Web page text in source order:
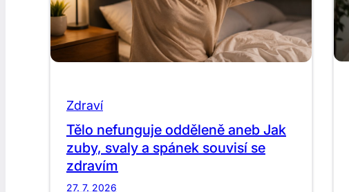
Zdraví
Tělo nefunguje odděleně aneb Jak
zuby, svaly a spánek souvisí se
zdravím
27. 7. 2026